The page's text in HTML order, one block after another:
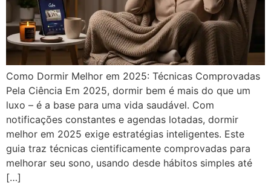
Como Dormir Melhor em 2025: Técnicas Comprovadas
Pela Ciência Em 2025, dormir bem é mais do que um
luxo – é a base para uma vida saudável. Com
notificações constantes e agendas lotadas, dormir
melhor em 2025 exige estratégias inteligentes. Este
guia traz técnicas cientificamente comprovadas para
melhorar seu sono, usando desde hábitos simples até
[…]